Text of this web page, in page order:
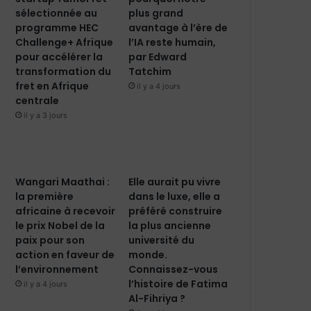
sélectionnée au
programme HEC
Challenge+ Afrique
pour accélérer la
transformation du
fret en Afrique
centrale
il y a 3 jours
plus grand
avantage à l’ère de
l’IA reste humain,
par Edward
Tatchim
il y a 4 jours
Wangari Maathai :
la première
africaine à recevoir
le prix Nobel de la
paix pour son
action en faveur de
l’environnement
il y a 4 jours
Elle aurait pu vivre
dans le luxe, elle a
préféré construire
la plus ancienne
université du
monde.
Connaissez-vous
l’histoire de Fatima
Al-Fihriya ?